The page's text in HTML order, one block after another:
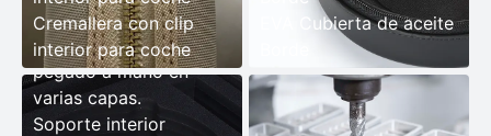
Cremallera con clip
interior para coche
EVA Cubierta de aceite
Soporte interior
cortado con cuchillo y
pegado a mano en
varias capas.
Soporte interior